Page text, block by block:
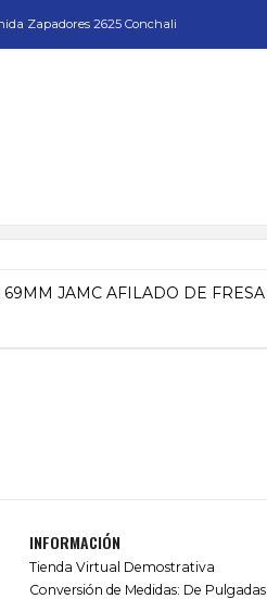
Zapadores 2625 Conchali
DE 69MM JAMC
JAMC AFILADO DE
INFORMACIÓN
Tienda Virtual Demostrativa
Conversión de Medidas: De